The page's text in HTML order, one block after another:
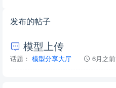
发布的帖子
模型上传
话题： 模型分享大厅 6月之前